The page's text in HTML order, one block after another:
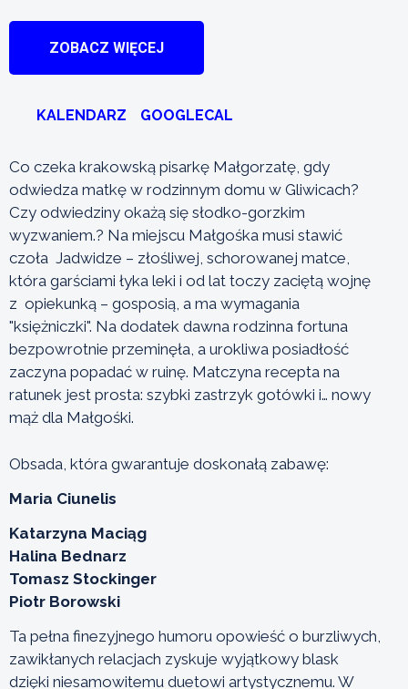
ZOBACZ WIĘCEJ
KALENDARZ GOOGLECAL
Co czeka krakowską pisarkę Małgorzatę, gdy
odwiedza matkę w rodzinnym domu w Gliwicach?
Czy odwiedziny okażą się słodko-gorzkim
wyzwaniem.? Na miejscu Małgośka musi stawić
czoła Jadwidze – złośliwej, schorowanej matce,
która garściami łyka leki i od lat toczy zaciętą wojnę
z opiekunką – gosposią, a ma wymagania
"księżniczki". Na dodatek dawna rodzinna fortuna
bezpowrotnie przeminęła, a urokliwa posiadłość
zaczyna popadać w ruinę. Matczyna recepta na
ratunek jest prosta: szybki zastrzyk gotówki i… nowy
mąż dla Małgośki.
Obsada, która gwarantuje doskonałą zabawę:
Maria Ciunelis
Katarzyna Maciąg
Halina Bednarz
Tomasz Stockinger
Piotr Borowski
Ta pełna finezyjnego humoru opowieść o burzliwych,
zawikłanych relacjach zyskuje wyjątkowy blask
dzięki niesamowitemu duetowi artystycznemu. W